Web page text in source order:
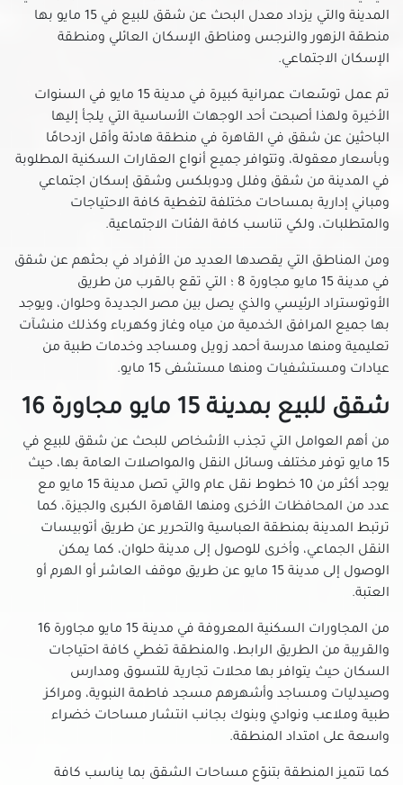
شقق للبيع في الملك الصالح
شقق للبيع في المنصورية
شقق للبيع في الموسكي
شقق للبيع في الميريلاند
شقق للبيع في النزهة
شقق للبيع في الهضبة الوسطى
شقق للبيع في الوايلي
شقق للبيع في باب الشعرية
شقق للبيع في باب اللوق
شقق للبيع في بولاق أبو العلا
شقق للبيع في ثكنات المعادي
شقق للبيع في جاردن سيتي
شقق للبيع في جسر السويس الجديدة
شقق للبيع في حدائق الزيتون
شقق للبيع في حدائق القبة
شقق للبيع في حدائق المعادي
شقق للبيع في حدائق حلوان
شقق للبيع في حلمية الزيتون
شقق للبيع في حلوان
شقق للبيع في حمامات القبة
شقق للبيع في دريم لاند
شقق للبيع في رابعة العدوية بمدينة نصر
شقق للبيع في روض الفرج
شقق للبيع في زهراء المعادى
شقق للبيع في سراي القبة
المدينة والتي يزداد معدل البحث عن شقق للبيع في 15 مايو بها
منطقة الزهور والنرجس ومناطق الإسكان العائلي ومنطقة
الإسكان الاجتماعي.
تم عمل توسّعات عمرانية كبيرة في مدينة 15 مايو في السنوات
الأخيرة ولهذا أصبحت أحد الوجهات الأساسية التي يلجأ إليها
الباحثين عن شقق في القاهرة في منطقة هادئة وأقل ازدحامًا
وبأسعار معقولة، وتتوافر جميع أنواع العقارات السكنية المطلوبة
في المدينة من شقق وفلل ودوبلكس وشقق إسكان اجتماعي
ومباني إدارية بمساحات مختلفة لتغطية كافة الاحتياجات
والمتطلبات، ولكي تناسب كافة الفئات الاجتماعية.
ومن المناطق التي يقصدها العديد من الأفراد في بحثهم عن شقق
في مدينة 15 مايو مجاورة 8 ؛ التي تقع بالقرب من طريق
الأوتوستراد الرئيسي والذي يصل بين مصر الجديدة وحلوان، ويوجد
بها جميع المرافق الخدمية من مياه وغاز وكهرباء وكذلك منشآت
تعليمية ومنها مدرسة أحمد زويل ومساجد وخدمات طبية من
عيادات ومستشفيات ومنها مستشفى 15 مايو.
شقق للبيع بمدينة 15 مايو مجاورة 16
من أهم العوامل التي تجذب الأشخاص للبحث عن شقق للبيع في
15 مايو توفر مختلف وسائل النقل والمواصلات العامة بها، حيث
يوجد أكثر من 10 خطوط نقل عام والتي تصل مدينة 15 مايو مع
عدد من المحافظات الأخرى ومنها القاهرة الكبرى والجيزة، كما
ترتبط المدينة بمنطقة العباسية والتحرير عن طريق أتوبيسات
النقل الجماعي، وأخرى للوصول إلى مدينة حلوان، كما يمكن
الوصول إلى مدينة 15 مايو عن طريق موقف العاشر أو الهرم أو
العتبة.
من المجاورات السكنية المعروفة في مدينة 15 مايو مجاورة 16
والقريبة من الطريق الرابط، والمنطقة تغطي كافة احتياجات
السكان حيث يتوافر بها محلات تجارية للتسوق ومدارس
وصيدليات ومساجد وأشهرهم مسجد فاطمة النبوية، ومراكز
طبية وملاعب ونوادي وبنوك بجانب انتشار مساحات خضراء
واسعة على امتداد المنطقة.
كما تتميز المنطقة بتنوّع مساحات الشقق بما يناسب كافة